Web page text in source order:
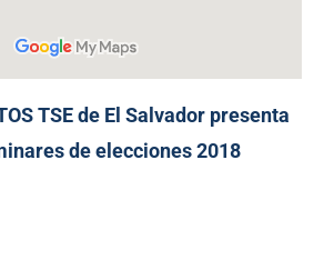
TSE de El Salvador presenta
de elecciones 2018